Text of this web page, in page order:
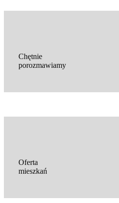
Chętnie
porozmawiamy
Oferta
mieszkań